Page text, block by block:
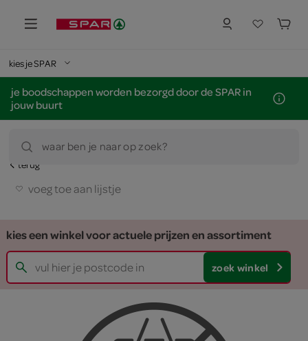
kies je SPAR
je boodschappen worden bezorgd door de SPAR in
jouw buurt
waar ben je naar op zoek?
terug
voeg toe aan lijstje
kies een winkel voor actuele prijzen en assortiment
zoek winkel